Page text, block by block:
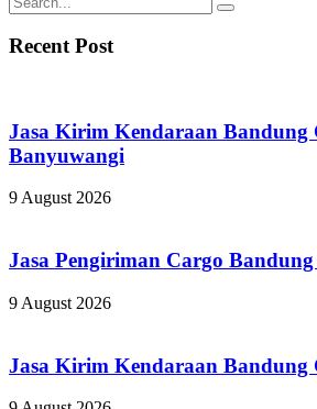
Recent Post
Jasa Kirim Kendaraan Bandung
Banyuwangi
9 August 2026
Jasa Pengiriman Cargo
9 August 2026
Jasa Kirim Kendaraan Bandung